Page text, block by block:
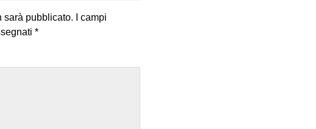
sarà pubblicato.
I campi
*